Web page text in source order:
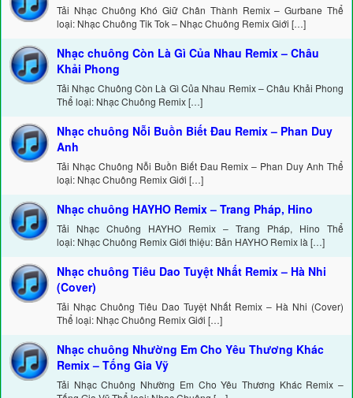
Tải Nhạc Chuông Khó Giữ Chân Thành Remix – Gurbane Thể
loại: Nhạc Chuông Tik Tok – Nhạc Chuông Remix Giới […]
Nhạc chuông Còn Là Gì Của Nhau Remix – Châu
Khải Phong
Tải Nhạc Chuông Còn Là Gì Của Nhau Remix – Châu Khải Phong
Thể loại: Nhạc Chuông Remix […]
Nhạc chuông Nỗi Buồn Biết Đau Remix – Phan Duy
Anh
Tải Nhạc Chuông Nỗi Buồn Biết Đau Remix – Phan Duy Anh Thể
loại: Nhạc Chuông Remix Giới […]
Nhạc chuông HAYHO Remix – Trang Pháp, Hino
Tải Nhạc Chuông HAYHO Remix – Trang Pháp, Hino Thể
loại: Nhạc Chuông Remix Giới thiệu: Bản HAYHO Remix là […]
Nhạc chuông Tiêu Dao Tuyệt Nhất Remix – Hà Nhi
(Cover)
Tải Nhạc Chuông Tiêu Dao Tuyệt Nhất Remix – Hà Nhi (Cover)
Thể loại: Nhạc Chuông Remix Giới […]
Nhạc chuông Nhường Em Cho Yêu Thương Khác
Remix – Tống Gia Vỹ
Tải Nhạc Chuông Nhường Em Cho Yêu Thương Khác Remix –